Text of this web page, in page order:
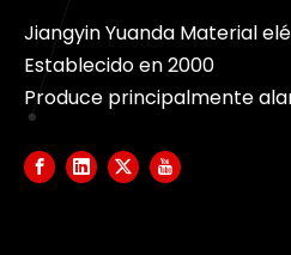
Jiangyin Yuanda Material
Establecido en 2000
Produce principalmente